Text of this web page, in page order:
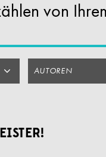
von
AUTOREN